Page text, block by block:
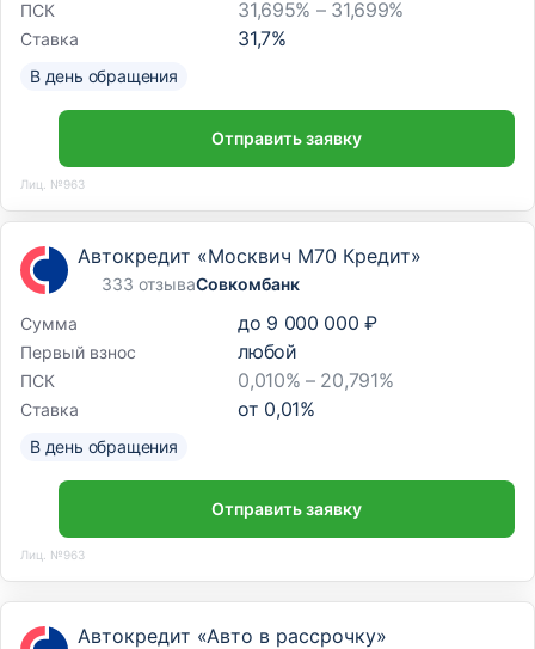
ПСК 31,695% – 31,699%
Ставка 31,7%
В день обращения
Отправить заявку
Лиц. №963
Автокредит «Москвич М70 Кредит»
333 отзываСовкомбанк
Сумма
до 9 000 000 ₽
Первый взнос любой
ПСК 0,010% – 20,791%
Ставка от 0,01%
В день обращения
Отправить заявку
Лиц. №963
Автокредит «Авто в рассрочку»